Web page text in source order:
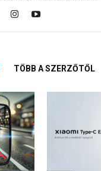
TÖBB A SZERZŐTŐL